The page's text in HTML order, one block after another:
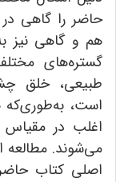
حاضر را گاهی
هم و گاهی نیز
گستره‌های
طبیعی، خلق
است، به‌طوری‌که
اغلب در مقیاس
می‌شوند. مطالعه
اصلی کتاب